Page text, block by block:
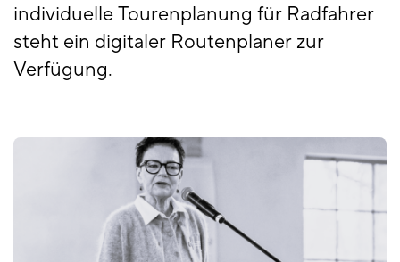
individuelle Tourenplanung für Radfahrer
steht ein digitaler Routenplaner zur
Verfügung.